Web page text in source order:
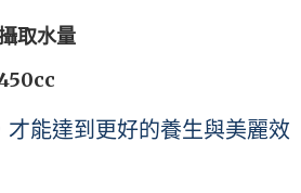
取水量
能達到更好的養生與美麗效